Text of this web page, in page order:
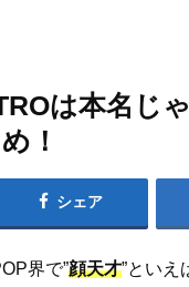
は本名じ
！
シェア
界で”顔天才”といえ